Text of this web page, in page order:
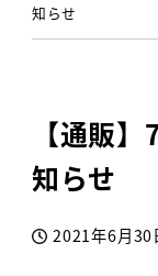
知らせ
【通販
知らせ
投稿日
2021年6月30